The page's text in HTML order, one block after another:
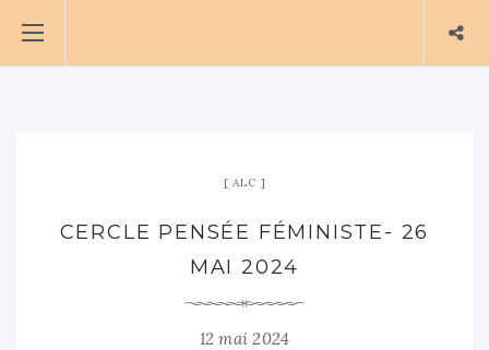
ALC
CERCLE PENSÉE FÉMINISTE- 26
MAI 2024
12 mai 2024